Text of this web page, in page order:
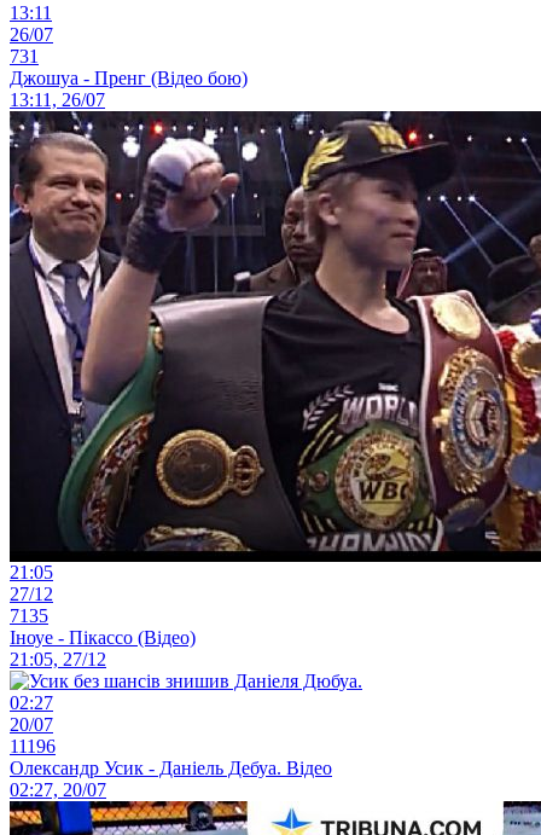
13:11
26/07
731
Джошуа - Пренг (Відео бою)
13:11, 26/07
21:05
27/12
7135
Іноуе - Пікассо (Відео)
21:05, 27/12
02:27
20/07
11196
Олександр Усик - Даніель Дебуа. Відео
02:27, 20/07